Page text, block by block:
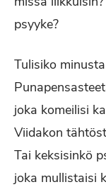
psyyke?
Tulisiko
joka komeilisi
Viidakon
Tai keksisinkö
joka mullistaisi